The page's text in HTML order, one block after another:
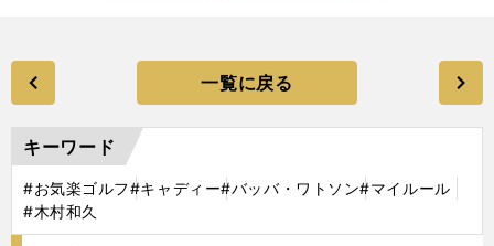
一覧に戻る
キーワード
#お気楽ゴルフ#キャディー#バッバ・ワトソン#マイルール
#木村和久